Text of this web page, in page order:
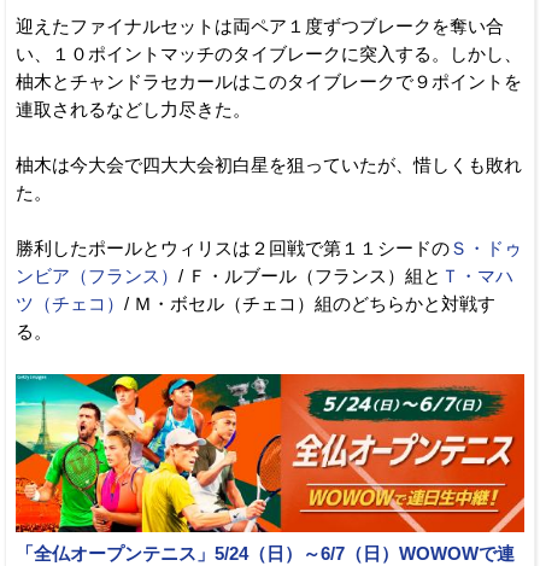
迎えたファイナルセットは両ペア１度ずつブレークを奪い合
い、１０ポイントマッチのタイブレークに突入する。しかし、
柚木とチャンドラセカールはこのタイブレークで９ポイントを
連取されるなどし力尽きた。
柚木は今大会で四大大会初白星を狙っていたが、惜しくも敗れ
た。
勝利したポールとウィリスは２回戦で第１１シードのＳ・ドゥ
ンビア（フランス） / Ｆ・ルブール（フランス）組と Ｔ・マハ
ツ（チェコ） / Ｍ・ボセル（チェコ）組のどちらかと対戦す
る。
「全仏オープンテニス」5/24（日）～6/7（日）WOWOWで連